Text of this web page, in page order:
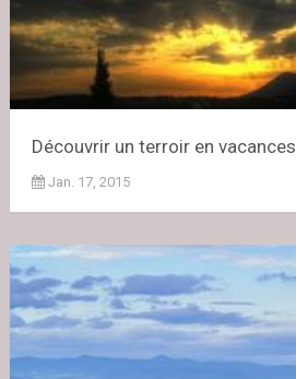
Découvrir un terroir en vacances
Jan. 17, 2015